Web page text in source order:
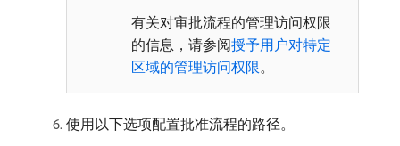
有关对审批流程的管理访问权限
的信息，请参阅授予用户对特定
区域的管理访问权限。
使用以下选项配置批准流程的路径。